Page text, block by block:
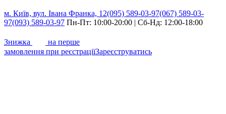
м. Київ, вул. Івана Франка, 12(095) 589-03-97(067) 589-03-
97(093) 589-03-97 Пн-Пт: 10:00-20:00 | Сб-Нд: 12:00-18:00
Знижка
на перше
замовлення при реєстраціїЗареєструватись